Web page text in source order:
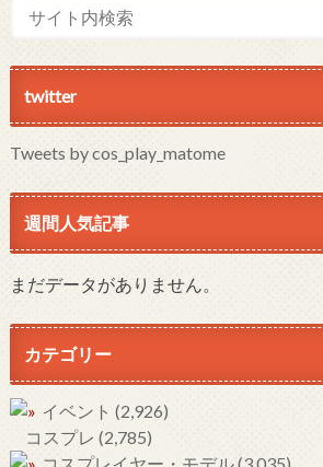
twitter
Tweets by cos_play_matome
週間人気記事
まだデータがありません。
カテゴリー
イベント (2,926)
コスプレ (2,785)